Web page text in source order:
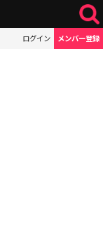
ログイン メンバー登録